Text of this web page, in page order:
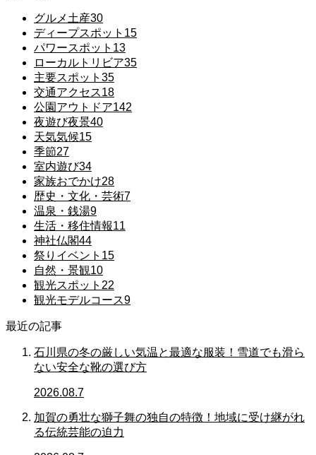
グルメ土産30
ディープスポット 15
パワースポット 13
ローカルトリビア35
主要スポット 35
交通アクセス18
公園アウトドア142
夜遊び夜景40
天気気候15
季節27
室内遊び34
家族おでかけ28
歴史・文化・芸術7
温泉・銭湯9
生活・移住情報11
神社仏閣44
祭りイベント 15
自然・景観10
観光スポット 22
観光モデルコース9
最近の記事
石川県の冬の厳しい気温と最適な服装！雪道でも滑ら
ない安全な靴の選び方
2026.08.7
加賀の勇壮な獅子舞の独自の特徴！地域に受け継がれ
る伝統芸能の迫力